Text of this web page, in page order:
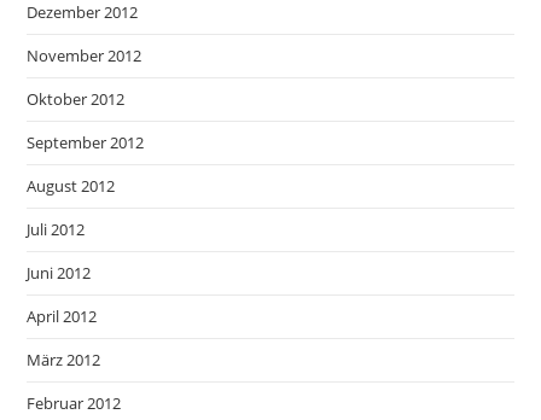
Dezember 2012
November 2012
Oktober 2012
September 2012
August 2012
Juli 2012
Juni 2012
April 2012
März 2012
Februar 2012